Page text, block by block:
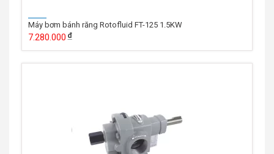
Máy bơm bánh răng Rotofluid FT-125 1.5KW
7.280.000